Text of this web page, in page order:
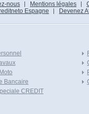
nous Mentions légales
Espagne Devenez
Bancaire
CREDIT